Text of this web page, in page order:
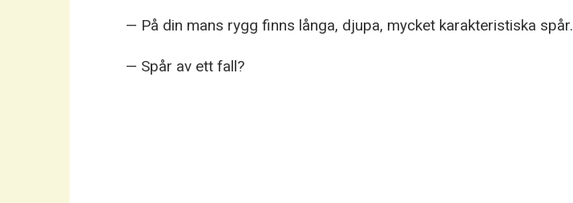
— På din mans rygg finns långa, djupa, mycket karakteristiska spår.
— Spår av ett fall?